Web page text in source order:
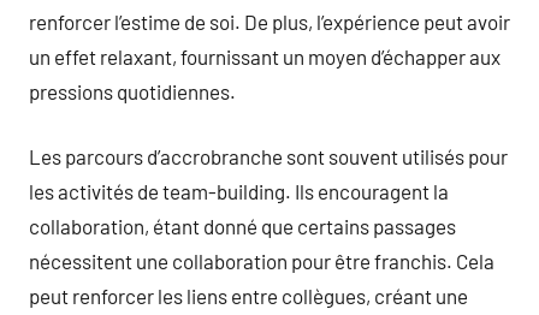
renforcer l’estime de soi. De plus, l’expérience peut avoir
un effet relaxant, fournissant un moyen d’échapper aux
pressions quotidiennes.
Les parcours d’accrobranche sont souvent utilisés pour
les activités de team-building. Ils encouragent la
collaboration, étant donné que certains passages
nécessitent une collaboration pour être franchis. Cela
peut renforcer les liens entre collègues, créant une